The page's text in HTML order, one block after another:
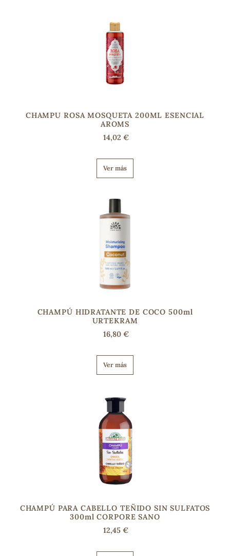
CHAMPU ROSA MOSQUETA 200ML ESENCIAL
AROMS
14,02 €
Ver más
CHAMPÚ HIDRATANTE DE COCO 500ml
URTEKRAM
16,80 €
Ver más
CHAMPÚ PARA CABELLO TEÑIDO SIN SULFATOS
300ml CORPORE SANO
12,45 €